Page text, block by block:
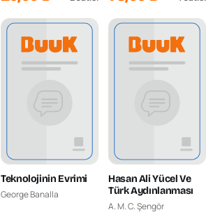
Teknolojinin Evrimi
George Banalla
Hasan Ali Yücel Ve
Türk Aydınlanması
A. M. C. Şengör